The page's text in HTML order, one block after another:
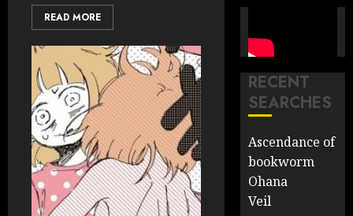
READ MORE
RECENT
SEARCHES
Ascendance of
bookworm
Ohana
Veil